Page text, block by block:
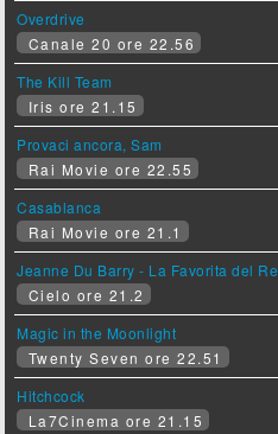
Overdrive
Canale 20 ore 22.56
The Kill Team
Iris ore 21.15
Provaci ancora, Sam
Rai Movie ore 22.55
Casablanca
Rai Movie ore 21.1
Jeanne Du Barry - La Favorita del Re
Cielo ore 21.2
Magic in the Moonlight
Twenty Seven ore 22.51
Hitchcock
La7Cinema ore 21.15